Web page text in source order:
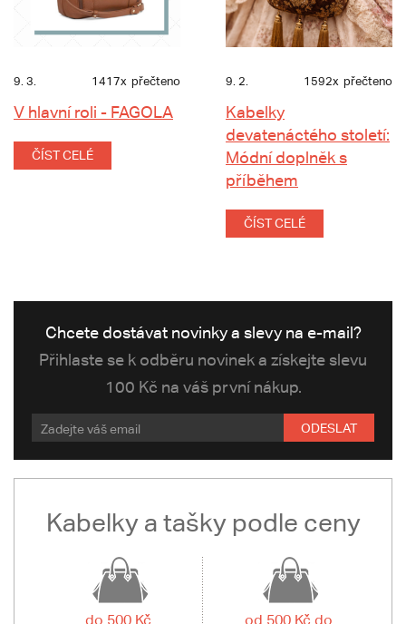
9. 3. 1417x přečteno
V hlavní roli - FAGOLA
ČÍST CELÉ
9. 2. 1592x přečteno
Kabelky
devatenáctého století:
Módní doplněk s
příběhem
ČÍST CELÉ
Chcete dostávat novinky a slevy na e-mail?
Přihlaste se k odběru novinek a získejte slevu
100 Kč na váš první nákup.
ODESLAT
Kabelky a tašky podle ceny
do 500 Kč
od 500 Kč do